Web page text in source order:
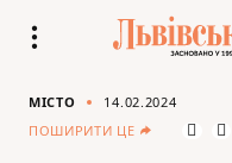
МІСТО
14.02.2024
ПОШИРИТИ ЦЕ